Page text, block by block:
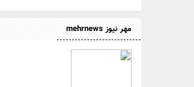
مهر نیوز mehrnews